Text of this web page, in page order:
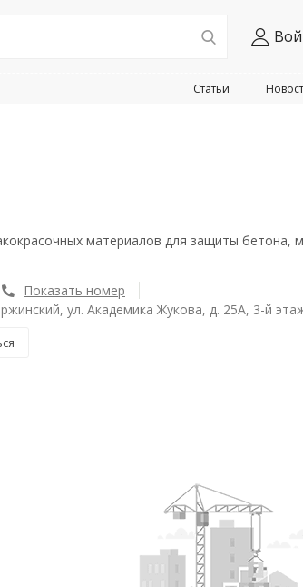
Статьи
материалов для защиты бетона,
Показать номер
ул. Академика Жукова, д. 25А, 3-й